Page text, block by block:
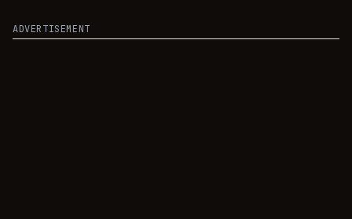
ADVERTISEMENT